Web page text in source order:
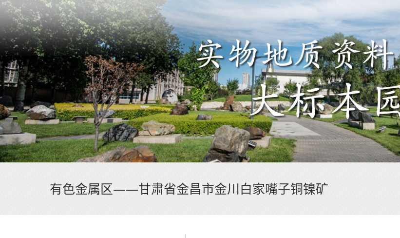
有色金属区——甘肃省金昌市金川白家嘴子铜镍矿